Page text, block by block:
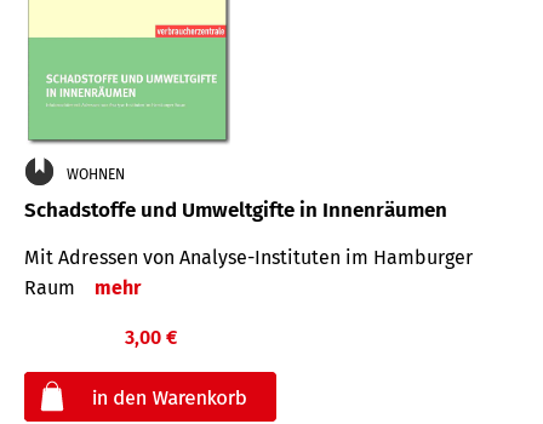
WOHNEN
Schadstoffe und Umweltgifte in Innenräumen
Mit Adressen von Analyse-Insti­tuten im Hamburger
Raum
mehr
3,00 €